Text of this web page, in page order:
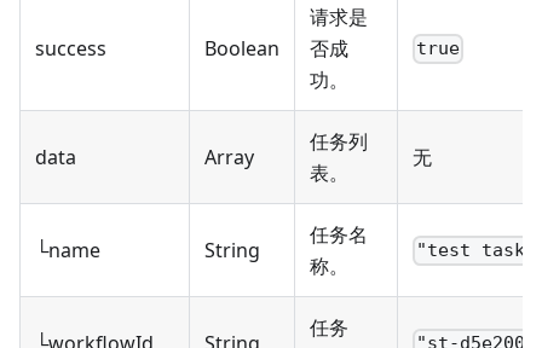
success Boolean
请求是
否成
功。
true
data Array
任务列
表。
无
└name String
任务名
称。
"test task"
任务